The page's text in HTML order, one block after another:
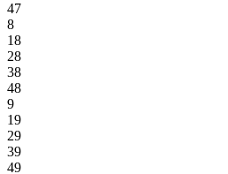
47
8
18
28
38
48
9
19
29
39
49